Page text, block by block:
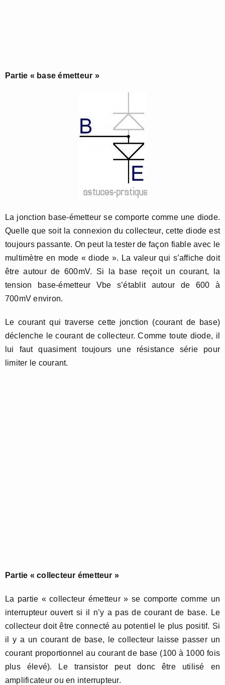
Partie « base émetteur »
La jonction base-émetteur se comporte comme une diode.
Quelle que soit la connexion du collecteur, cette diode est
toujours passante. On peut la tester de façon fiable avec le
multimètre en mode « diode ». La valeur qui s’affiche doit
être autour de 600mV. Si la base reçoit un courant, la
tension base-émetteur Vbe s’établit autour de 600 à
700mV environ.
Le courant qui traverse cette jonction (courant de base)
déclenche le courant de collecteur. Comme toute diode, il
lui faut quasiment toujours une résistance série pour
limiter le courant.
Partie « collecteur émetteur »
La partie « collecteur émetteur » se comporte comme un
interrupteur ouvert si il n’y a pas de courant de base. Le
collecteur doit être connecté au potentiel le plus positif. Si
il y a un courant de base, le collecteur laisse passer un
courant proportionnel au courant de base (100 à 1000 fois
plus élevé). Le transistor peut donc être utilisé en
amplificateur ou en interrupteur.